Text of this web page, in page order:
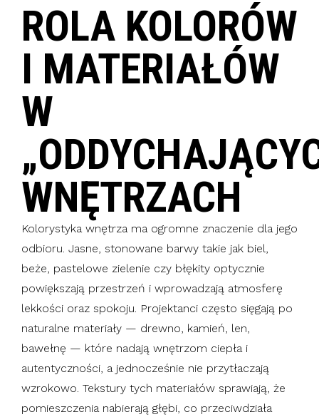
ROLA KOLORÓW
I MATERIAŁÓW
W
WNĘTRZACH
Kolorystyka wnętrza ma ogromne znaczenie dla jego
odbioru. Jasne, stonowane barwy takie jak biel,
beże, pastelowe zielenie czy błękity optycznie
powiększają przestrzeń i wprowadzają atmosferę
lekkości oraz spokoju. Projektanci często sięgają po
naturalne materiały — drewno, kamień, len,
bawełnę — które nadają wnętrzom ciepła i
autentyczności, a jednocześnie nie przytłaczają
wzrokowo. Tekstury tych materiałów sprawiają, że
pomieszczenia nabierają głębi, co przeciwdziała